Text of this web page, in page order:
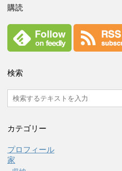
購読
検索
カテゴリー
プロフィール
家